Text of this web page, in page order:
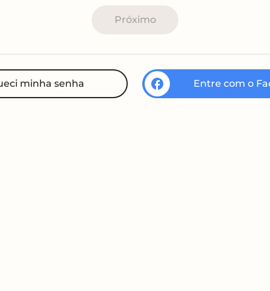
Próximo
minha senha Entre com o